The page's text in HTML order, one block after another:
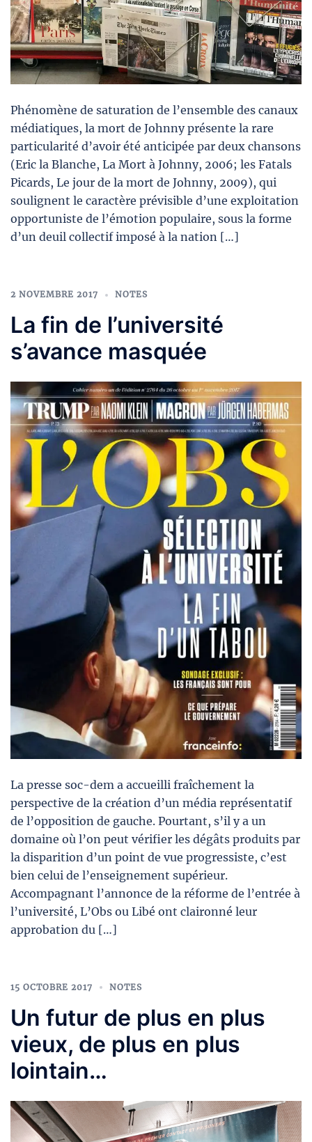
Phénomène de saturation de l’ensemble des canaux
médiatiques, la mort de Johnny présente la rare
particularité d’avoir été anticipée par deux chansons
(Eric la Blanche, La Mort à Johnny, 2006; les Fatals
Picards, Le jour de la mort de Johnny, 2009), qui
soulignent le caractère prévisible d’une exploitation
opportuniste de l’émotion populaire, sous la forme
d’un deuil collectif imposé à la nation […]
2 NOVEMBRE 2017 NOTES
La fin de l’université
s’avance masquée
La presse soc-dem a accueilli fraîchement la
perspective de la création d’un média représentatif
de l’opposition de gauche. Pourtant, s’il y a un
domaine où l’on peut vérifier les dégâts produits par
la disparition d’un point de vue progressiste, c’est
bien celui de l’enseignement supérieur.
Accompagnant l’annonce de la réforme de l’entrée à
l’université, L’Obs ou Libé ont claironné leur
approbation du […]
15 OCTOBRE 2017 NOTES
Un futur de plus en plus
vieux, de plus en plus
lointain…